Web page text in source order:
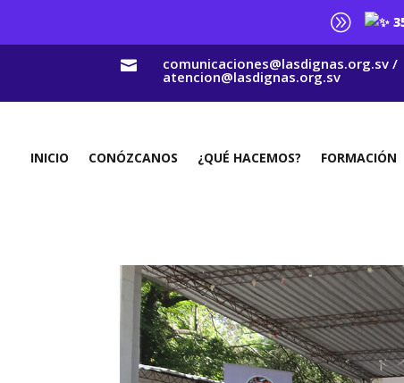
A
 comunicaciones@lasdignas.org.sv /
atencion@lasdignas.org.sv
INICIO CONÓZCANOS ¿QUÉ HACEMOS? FORMACIÓN